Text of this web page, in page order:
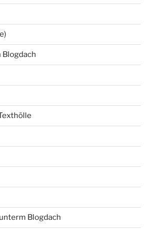
Blogdach